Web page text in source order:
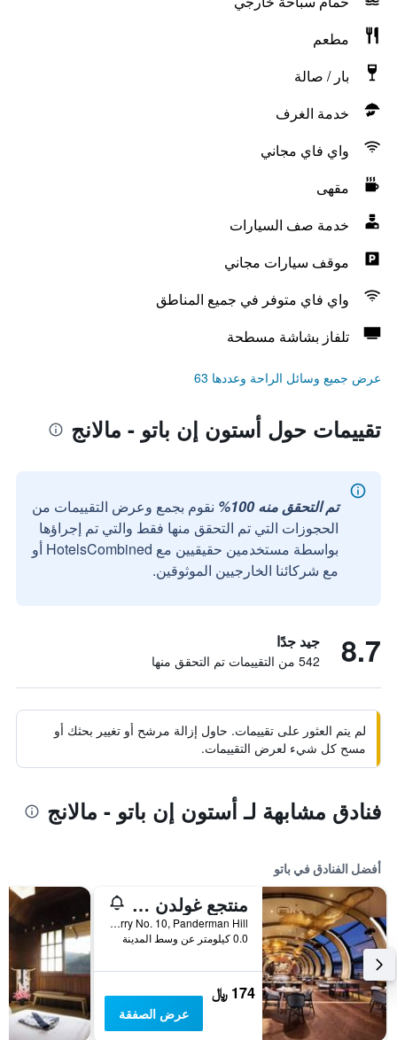
مطعم
بار / صالة
خدمة الغرف
واي فاي مجاني
مقهى
خدمة صف السيارات
موقف سيارات مجاني
واي فاي متوفر في جميع المناطق
تلفاز بشاشة مسطحة
عرض جميع وسائل الراحة وعددها 63
تقييمات حول أستون إن باتو - مالانج
تم التحقق منه 100%
نقوم بجمع وعرض التقييمات من
الحجوزات التي تم التحقق منها فقط والتي تم إجراؤها
بواسطة مستخدمين حقيقيين مع HotelsCombined أو
مع شركائنا الخارجيين الموثوقين.
8.7 جيد جدًا
542 من التقييمات تم التحقق منها
لم يتم العثور على تقييمات. حاول إزالة مرشح أو تغيير بحثك أو
مسح كل شيء لعرض التقييمات.
فنادق مشابهة لـ أستون إن باتو - مالانج
أفضل الفنادق في باتو
منتجع غولدن توليب هولاند باتو
Jl. Cherry No. 10, Panderman Hill, باتو, إندونيسيا
0.0 كيلومتر عن وسط المدينة
174 ﷼
عرض الصفقة